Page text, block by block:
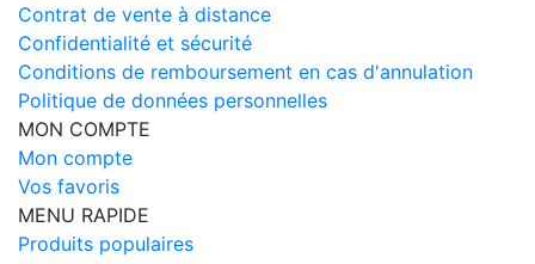
Contrat de vente à distance
Confidentialité et sécurité
Conditions de remboursement en cas d'annulation
Politique de données personnelles
MON COMPTE
Mon compte
Vos favoris
MENU RAPIDE
Produits populaires